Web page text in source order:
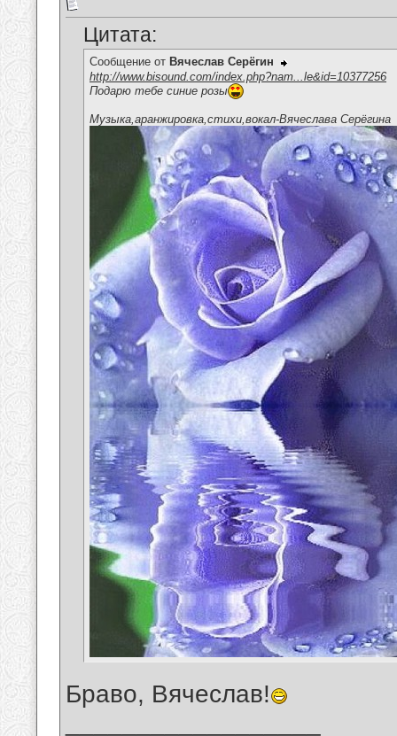
Цитата:
Сообщение от Вячеслав Серёгин
http://www.bisound.com/index.php?nam...le&id=10377256
Подарю тебе синие розы
Музыка,аранжировка,стихи,вокал-Вячеслава Серёгина
Браво, Вячеслав!